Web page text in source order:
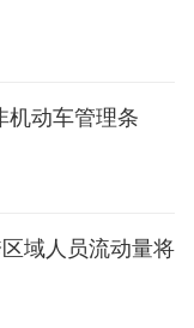
机动车管理条
域人员流动量将